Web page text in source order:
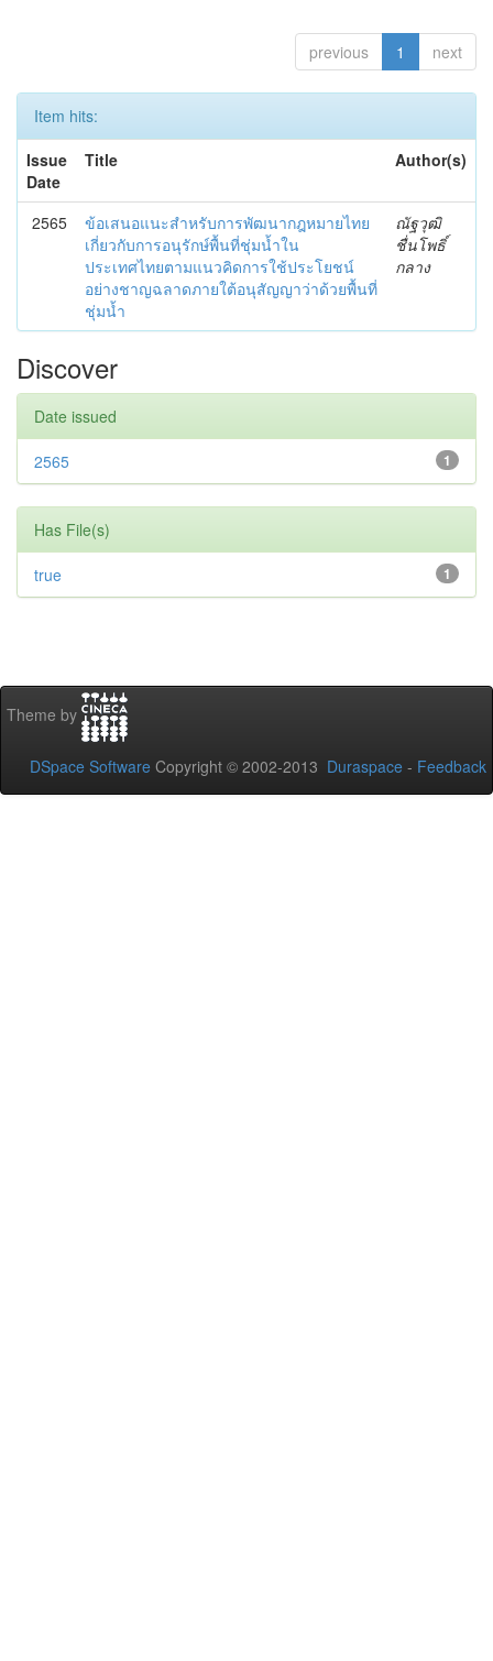
previous 1 next
Item hits:
Issue
Date
Title Author(s)
2565
ข้อเสนอแนะสำหรับการพัฒนากฎหมายไทย
เกี่ยวกับการอนุรักษ์พื้นที่ชุ่มน้ำใน
ประเทศไทยตามแนวคิดการใช้ประโยชน์
อย่างชาญฉลาดภายใต้อนุสัญญาว่าด้วยพื้นที่
ชุ่มน้ำ
ณัฐวุฒิ
ชื่นโพธิ์
กลาง
Discover
Date issued
1
2565
Has File(s)
1
true
Theme by
DSpace Software Copyright © 2002-2013 Duraspace - Feedback